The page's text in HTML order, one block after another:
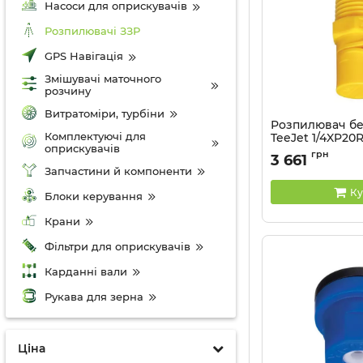
Насоси для оприскувачів
Розпилювачі ЗЗР
GPS Навігація
Змішувачі маточного
розчину
Витратоміри, турбіни
Комплектуючі для
оприскувачів
Запчастини й компоненти
Блоки керування
Крани
Фільтри для оприскувачів
Карданні вали
Рукава для зерна
Ціна
Розпилювач
TeeJet 1/
Артикул: 1/4XP20R-
3 661 грн